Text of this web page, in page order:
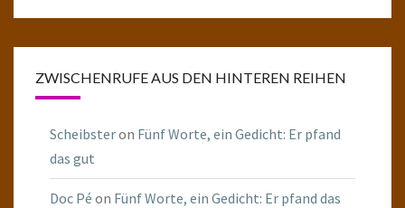
ZWISCHENRUFE AUS DEN HINTEREN REIHEN
Scheibsteron Fünf Worte, ein Gedicht: Er pfand
das gut
Doc Pé on Fünf Worte, ein Gedicht: Er pfand das